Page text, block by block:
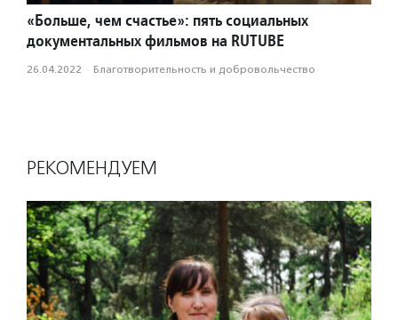
«Больше, чем счастье»: пять социальных
документальных фильмов на RUTUBE
26.04.2022 · Благотвори­тель­ность и доброволь­чест­во
РЕКОМЕНДУЕМ